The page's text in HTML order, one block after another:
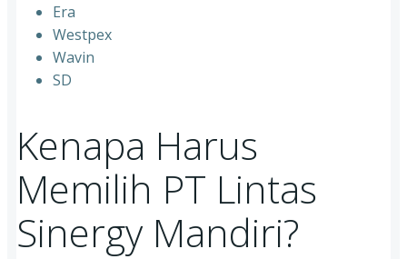
⁠Era
⁠Westpex
⁠Wavin
⁠SD
Kenapa Harus
Memilih PT Lintas
Sinergy Mandiri?